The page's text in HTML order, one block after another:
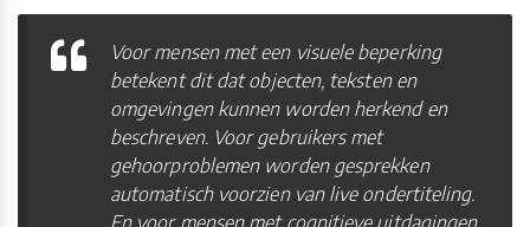
Voor mensen met een visuele beperking
betekent dit dat objecten, teksten en
omgevingen kunnen worden herkend en
beschreven. Voor gebruikers met
gehoorproblemen worden gesprekken
automatisch voorzien van live ondertiteling.
En voor mensen met cognitieve uitdagingen